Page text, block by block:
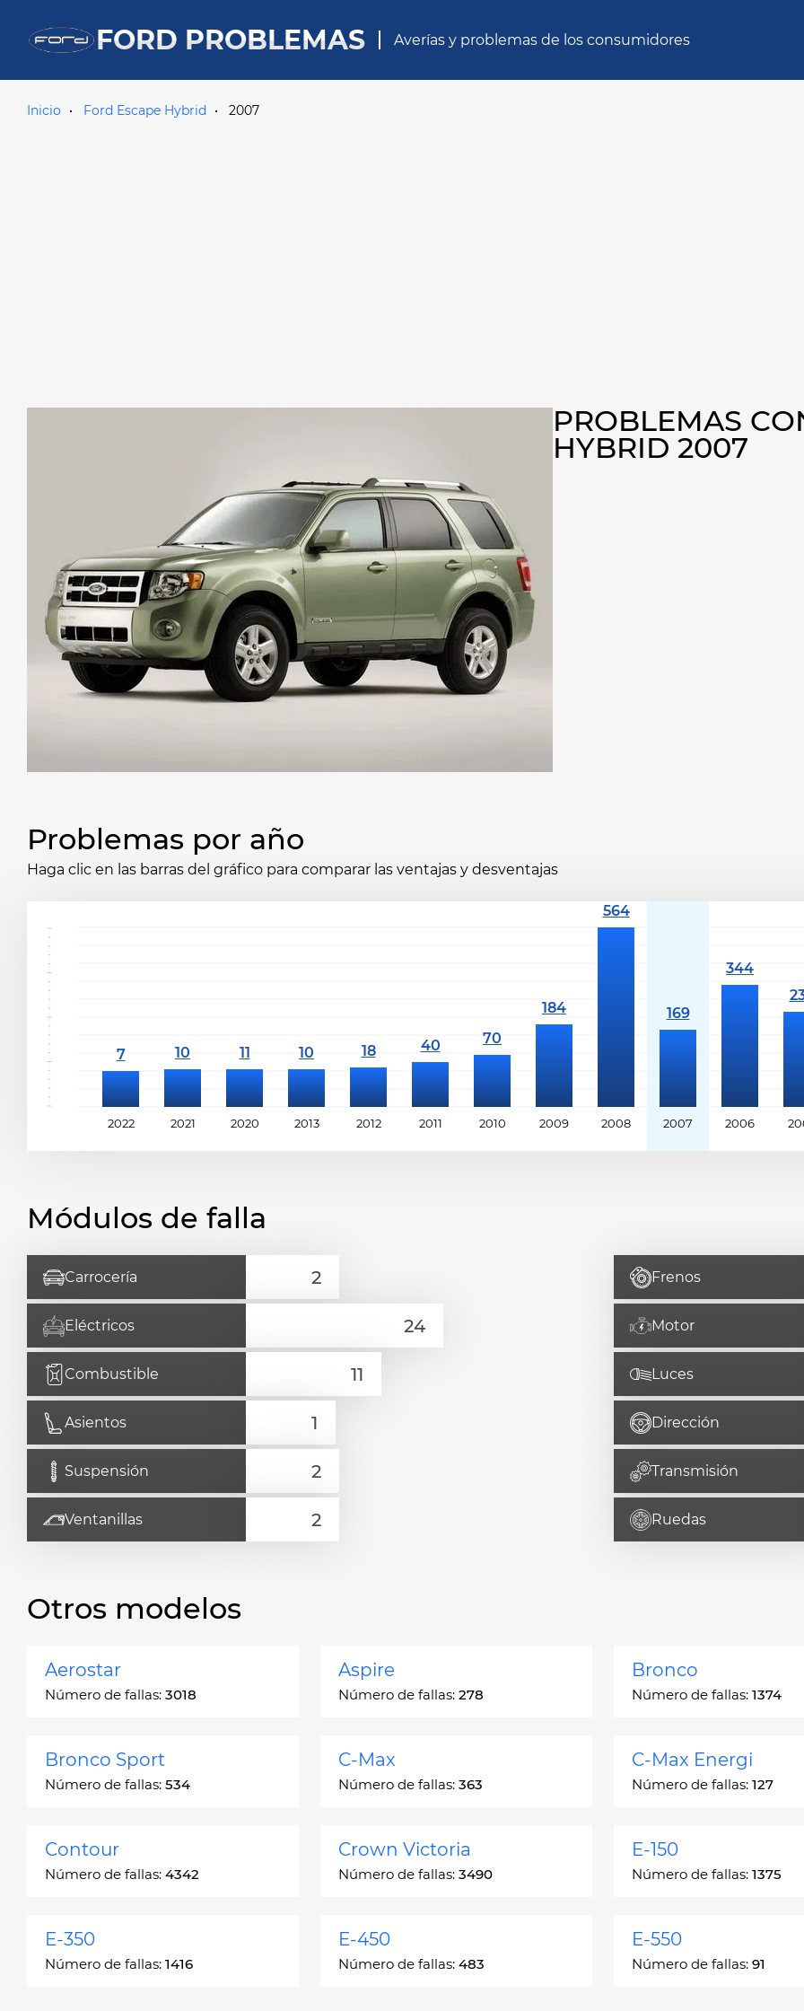
FORD PROBLEMAS Averías y problemas de los consumidores
Inicio Ford Escape Hybrid 2007
PROBLEMAS
HYBRID 2007
Problemas por año
Haga clic en las barras del gráfico para comparar las ventajas y desventajas
2022 2021 2020 2013 2012 2011 2010 2009 2008 2007 2006
Módulos de falla
Carrocería Frenos
Eléctricos Motor
Combustible Luces
Asientos Dirección
Suspensión Transmisión
Ventanillas Ruedas
Otros modelos
Aerostar
Número de fallas: 3018
Aspire
Número de fallas: 278
Bronco
Número de fallas: 1374
Bronco Sport
Número de fallas: 534
C-Max
Número de fallas: 363
C-Max Energi
Número de fallas: 127
Contour
Número de fallas: 4342
Crown Victoria
Número de fallas: 3490
E-150
Número de fallas: 1375
E-350
Número de fallas: 1416
E-450
Número de fallas: 483
E-550
Número de fallas: 91